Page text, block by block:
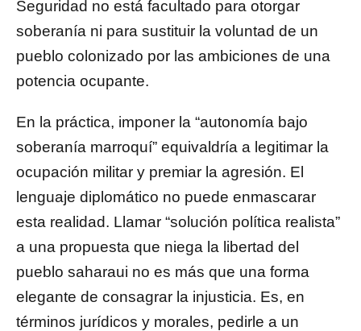
Seguridad no está facultado para otorgar
soberanía ni para sustituir la voluntad de un
pueblo colonizado por las ambiciones de una
potencia ocupante.
En la práctica, imponer la “autonomía bajo
soberanía marroquí” equivaldría a legitimar la
ocupación militar y premiar la agresión. El
lenguaje diplomático no puede enmascarar
esta realidad. Llamar “solución política realista”
a una propuesta que niega la libertad del
pueblo saharaui no es más que una forma
elegante de consagrar la injusticia. Es, en
términos jurídicos y morales, pedirle a un